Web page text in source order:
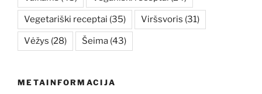
Vegetariški receptai (35) Viršsvoris (31)
Vėžys (28) Šeima (43)
METAINFORMACIJA